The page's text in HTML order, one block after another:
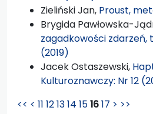
Zieliński Jan, Proust,
Brygida Pawłowska-
zagadkowości zdarzeń,
(2019)
Jacek Ostaszewski,
Kulturoznawczy: Nr 12
<< < 11 121314 151617 > >>